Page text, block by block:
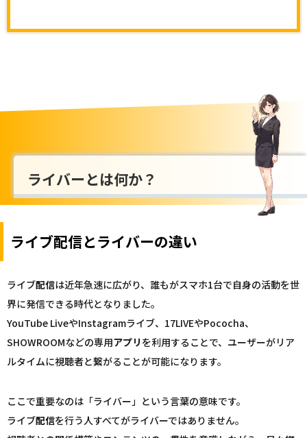
ライバーとは何か？
ライブ配信とライバーの違い
ライブ配信は近年急速に広がり、誰もがスマホ1台で自身の活動を世
界に発信できる時代となりました。
YouTube LiveやInstagramライブ、17LIVEやPococha、
SHOWROOMなどの専用アプリ を利用することで、ユーザーがリア
ルタイムに視聴者と繋がることが可能になります。
ここで重要なのは「ライバー」という言葉の意味です。
ライブ配信を行う人すべてがライバーではありません。